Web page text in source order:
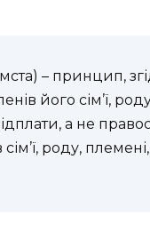
– принцип,
його сім’ї,
а не
роду,